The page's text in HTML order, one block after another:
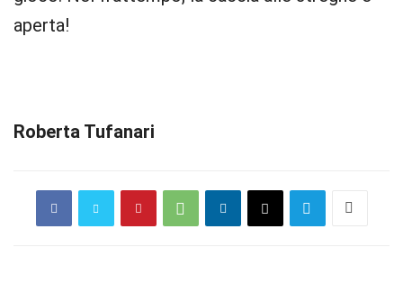
aperta!
Roberta Tufanari